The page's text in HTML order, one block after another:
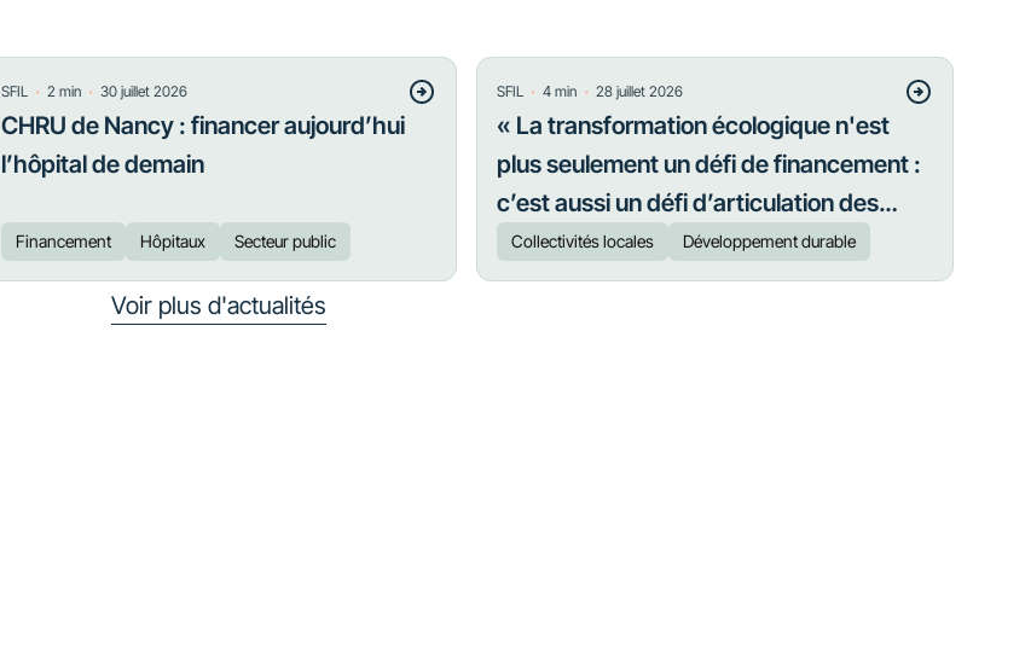
SFIL・ 2 min・ 30 juillet 2026
CHRU de Nancy : financer aujourd’hui
l’hôpital de demain
Financement Hôpitaux Secteur public
SFIL ・4 min ・28 juillet 2026
« La transformation écologique n'est
plus seulement un défi de financement :
c’est aussi un défi d’articulation des
priorités »
Collectivités locales Développement durable
Voir plus d'actualités